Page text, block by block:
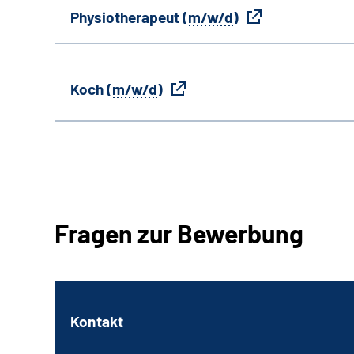
Physiotherapeut (m/w/d)
Koch (m/w/d)
Fragen zur Bewerbung
Kontakt